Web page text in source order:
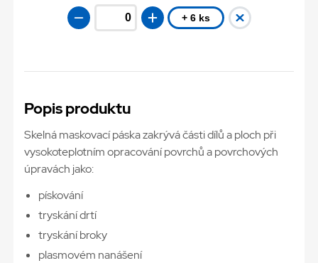
+ 6 ks
Popis produktu
Skelná maskovací páska zakrývá části dílů a ploch při
vysokoteplotním opracování povrchů a povrchových
úpravách jako:
pískování
tryskání drtí
tryskání broky
plasmovém nanášení